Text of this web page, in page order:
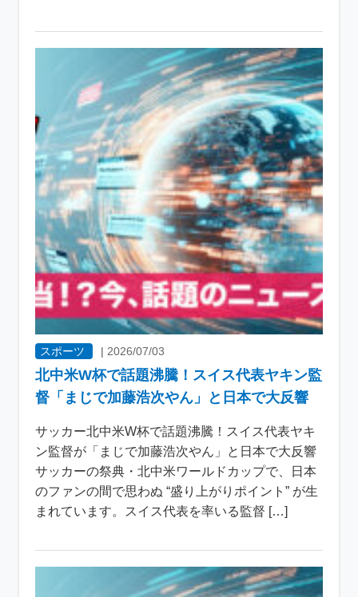
スポーツ | 2026/07/03
北中米W杯で話題沸騰！スイス代表ヤキン監
督「まじで加藤浩次やん」と日本で大反響
サッカー北中米W杯で話題沸騰！スイス代表ヤキ
ン監督が「まじで加藤浩次やん」と日本で大反響
サッカーの祭典・北中米ワールドカップで、日本
のファンの間で思わぬ “盛り上がりポイント” が生
まれています。スイス代表を率いる監督 […]